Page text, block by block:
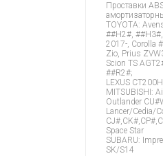
Проставки
TOYOTA:
##H2#,
2017-, Corolla
Zio, Prius
Scion TS
##R2#;
LEXUS
MITSUBISHI:
Outlander
Lancer/Cedia/
Space Star
SUBARU:
SK/S14